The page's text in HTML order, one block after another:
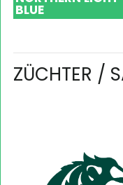
BLUE
ZÜCHTER /